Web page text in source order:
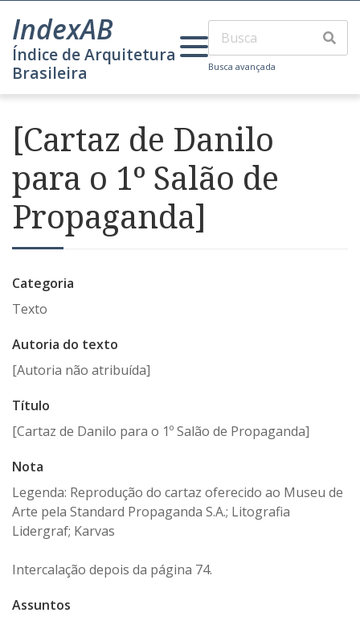
IndexAB
Índice de Arquitetura
Brasileira
Busca avançada
[Cartaz de Danilo
para o 1º Salão de
Propaganda]
Categoria
Texto
Autoria do texto
[Autoria não atribuída]
Título
[Cartaz de Danilo para o 1º Salão de Propaganda]
Nota
Legenda: Reprodução do cartaz oferecido ao Museu de
Arte pela Standard Propaganda S.A.; Litografia
Lidergraf; Karvas
Intercalação depois da página 74.
Assuntos